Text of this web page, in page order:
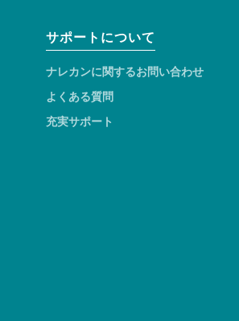
サポートについて
ナレカンに関するお問い合わせ
よくある質問
充実サポート